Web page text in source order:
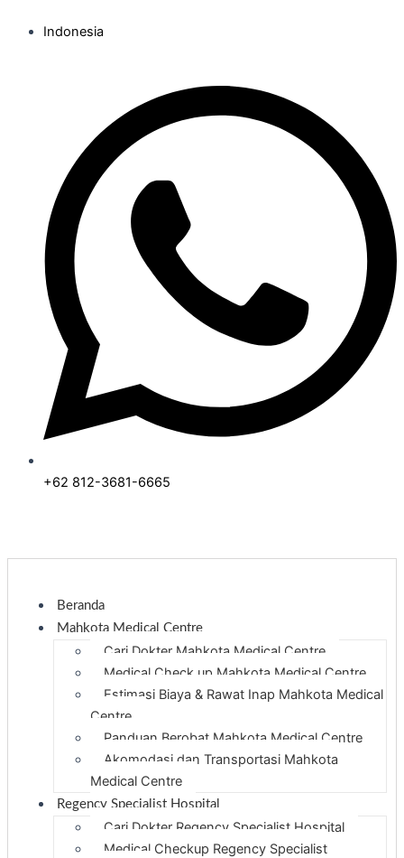
Indonesia
+62 812-3681-6665
Beranda
Mahkota Medical Centre
Cari Dokter Mahkota Medical Centre
Medical Check up Mahkota Medical Centre
Estimasi Biaya & Rawat Inap Mahkota Medical
Centre
Panduan Berobat Mahkota Medical Centre
Akomodasi dan Transportasi Mahkota
Medical Centre
Regency Specialist Hospital
Cari Dokter Regency Specialist Hospital
Medical Checkup Regency Specialist